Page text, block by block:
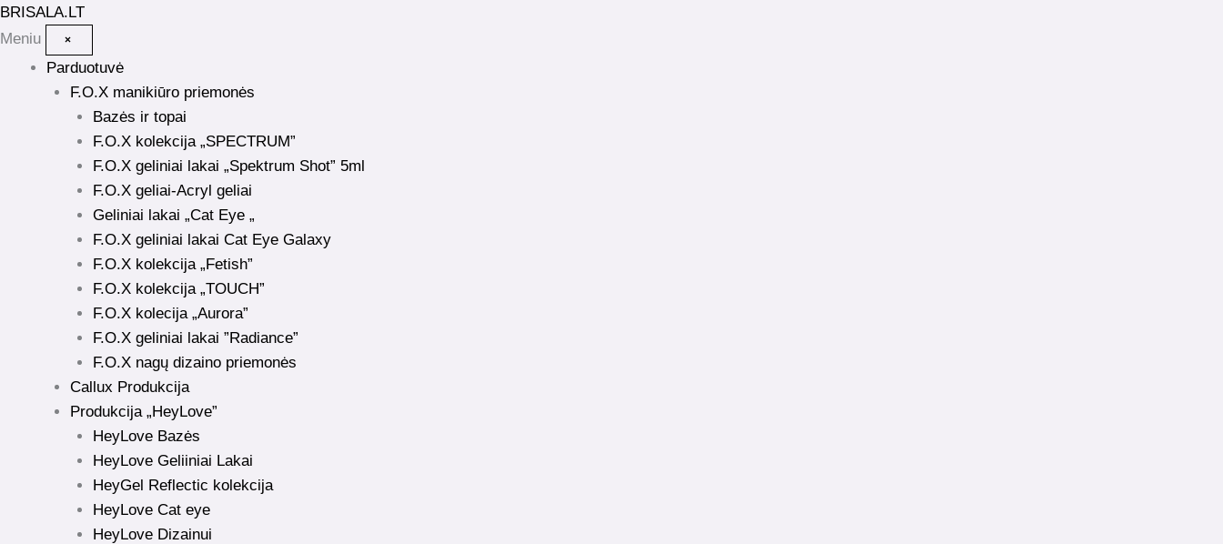
BRISALA.LT
Meniu
×
Parduotuvė
F.O.X manikiūro priemonės
Bazės ir topai
F.O.X kolekcija „SPECTRUM”
F.O.X geliniai lakai „Spektrum Shot” 5ml
F.O.X geliai-Acryl geliai
Geliniai lakai „Cat Eye „
F.O.X geliniai lakai Cat Eye Galaxy
F.O.X kolekcija „Fetish”
F.O.X kolekcija „TOUCH”
F.O.X kolecija „Aurora”
F.O.X geliniai lakai ”Radiance”
F.O.X nagų dizaino priemonės
Callux Produkcija
Produkcija „HeyLove”
HeyLove Bazės
HeyLove Geliiniai Lakai
HeyGel Reflectic kolekcija
HeyLove Cat eye
HeyLove Dizainui
Pereiti
prie